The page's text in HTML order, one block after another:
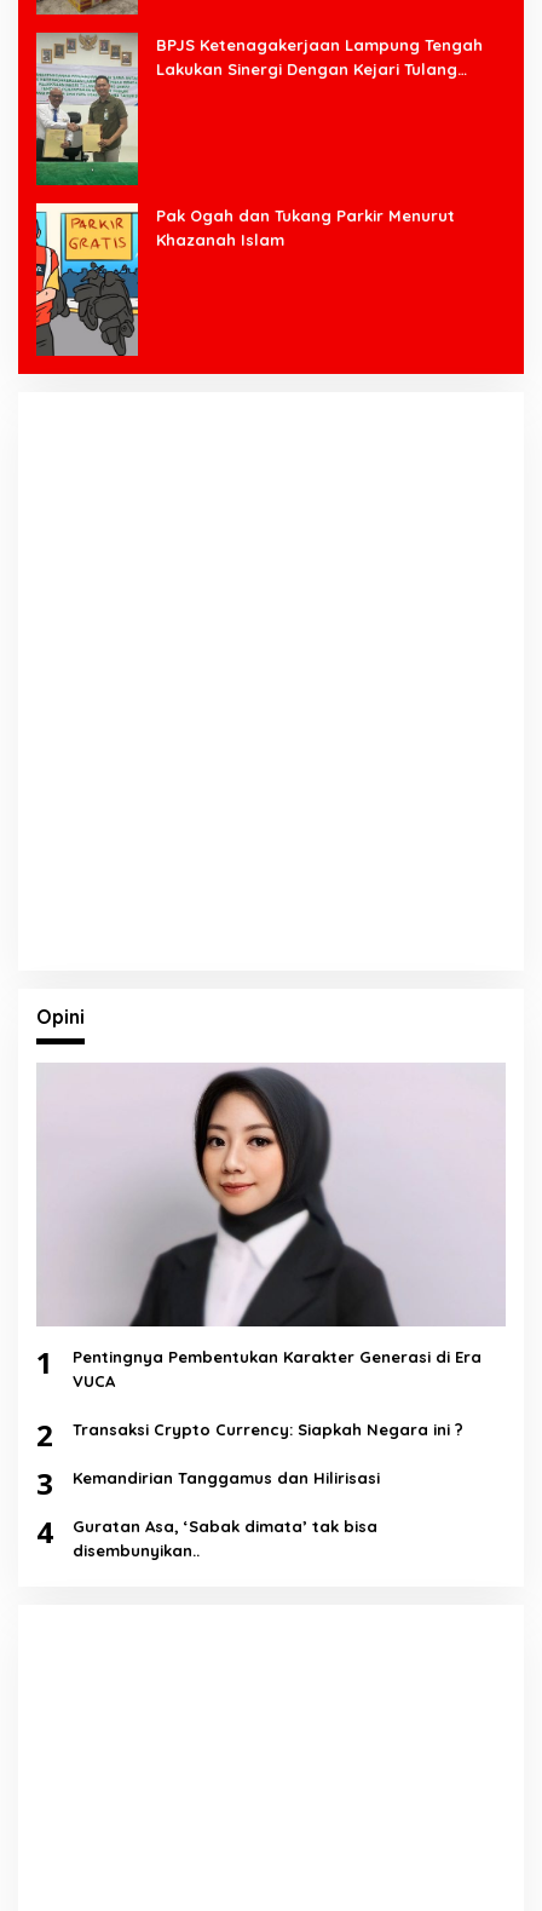
BPJS Ketenagakerjaan Lampung Tengah
Lakukan Sinergi Dengan Kejari Tulang
Pak Ogah dan Tukang Parkir Menurut
Khazanah Islam
Opini
1
Pentingnya Pembentukan Karakter Generasi di Era
VUCA
2 Transaksi Crypto Currency: Siapkah Negara ini ?
3 Kemandirian Tanggamus dan Hilirisasi
4
Guratan Asa, ‘Sabak dimata’ tak bisa
disembunyikan..